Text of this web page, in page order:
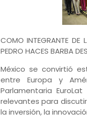
COMO INTEGRANTE DE
PEDRO HACES BARBA
México se convirtió
entre Europa y
Parlamentaria
relevantes para
la inversión, la